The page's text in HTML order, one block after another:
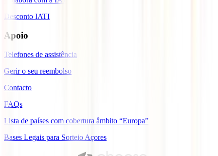
Desconto IATI
Apoio
Telefones de assistência
Gerir o seu reembolso
Contacto
FAQs
Lista de países com cobertura âmbito “Europa”
Bases Legais para Sorteio Açores